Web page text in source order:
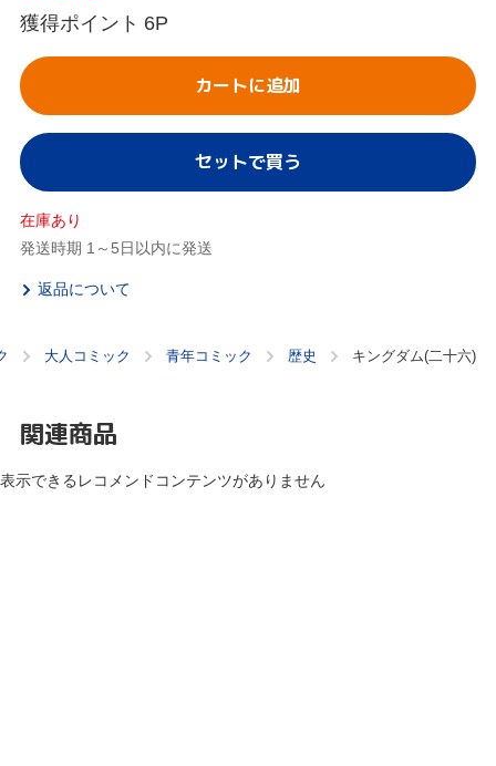
獲得ポイント 6P
カートに追加
セットで買う
在庫あり
発送時期 1～5日以内に発送
返品について
大人コミック 青年コミック 歴史 キングダム(二十六)
関連商品
表示できるレコメンドコンテンツがありません